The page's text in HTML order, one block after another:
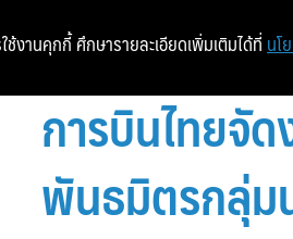
การบินไทยจั
พันธมิตรกลุ่ม
ช้งานคุกกี้ ศึกษารายละเอียดเพิ่มเติมได้ที่ นโ